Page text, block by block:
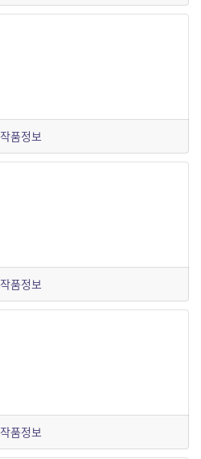
작품정보
작품정보
작품정보